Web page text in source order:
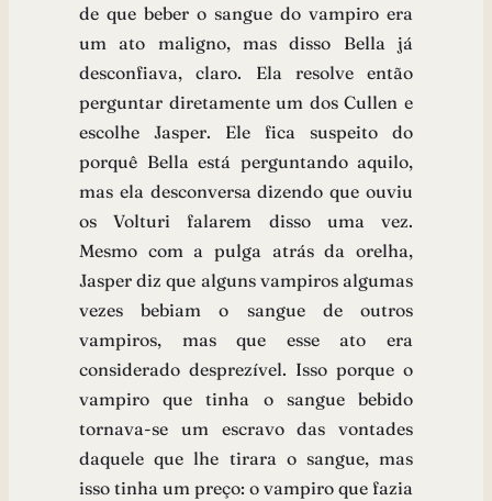
de que beber o sangue do vampiro era
um ato maligno, mas disso Bella já
desconfiava, claro. Ela resolve então
perguntar diretamente um dos Cullen e
escolhe Jasper. Ele fica suspeito do
porquê Bella está perguntando aquilo,
mas ela desconversa dizendo que ouviu
os Volturi falarem disso uma vez.
Mesmo com a pulga atrás da orelha,
Jasper diz que alguns vampiros algumas
vezes bebiam o sangue de outros
vampiros, mas que esse ato era
considerado desprezível. Isso porque o
vampiro que tinha o sangue bebido
tornava-se um escravo das vontades
daquele que lhe tirara o sangue, mas
isso tinha um preço: o vampiro que fazia